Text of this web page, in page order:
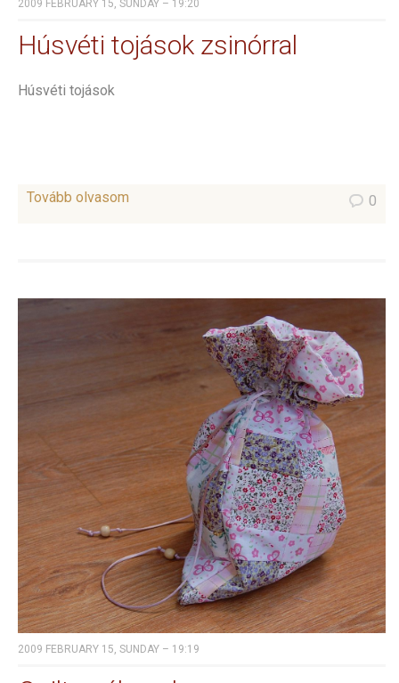
2009 FEBRUARY 15, SUNDAY – 19:20
Húsvéti tojások zsinórral
Húsvéti tojások
Tovább olvasom 0
2009 FEBRUARY 15, SUNDAY – 19:19